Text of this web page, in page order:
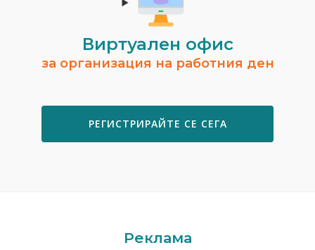
Виртуален офис
за организация на работния ден
РЕГИСТРИРАЙТЕ СЕ СЕГА
Реклама